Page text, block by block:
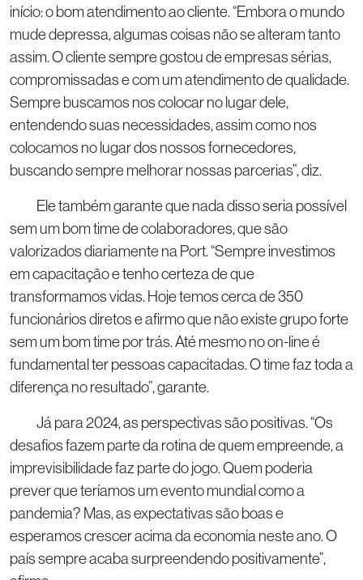
início: o bom atendimento ao cliente. “Embora o mundo
mude depressa, algumas coisas não se alteram tanto
assim. O cliente sempre gostou de empresas sérias,
compromissadas e com um atendimento de qualidade.
Sempre buscamos nos colocar no lugar dele,
entendendo suas necessidades, assim como nos
colocamos no lugar dos nossos fornecedores,
buscando sempre melhorar nossas parcerias”, diz.
Ele também garante que nada disso seria possível
sem um bom time de colaboradores, que são
valorizados diariamente na Port. “Sempre investimos
em capacitação e tenho certeza de que
transformamos vidas. Hoje temos cerca de 350
funcionários diretos e afirmo que não existe grupo forte
sem um bom time por trás. Até mesmo no on-line é
fundamental ter pessoas capacitadas. O time faz toda a
diferença no resultado”, garante.
Já para 2024, as perspectivas são positivas. “Os
desafios fazem parte da rotina de quem empreende, a
imprevisibilidade faz parte do jogo. Quem poderia
prever que teríamos um evento mundial como a
pandemia? Mas, as expectativas são boas e
esperamos crescer acima da economia neste ano. O
país sempre acaba surpreendendo positivamente”,